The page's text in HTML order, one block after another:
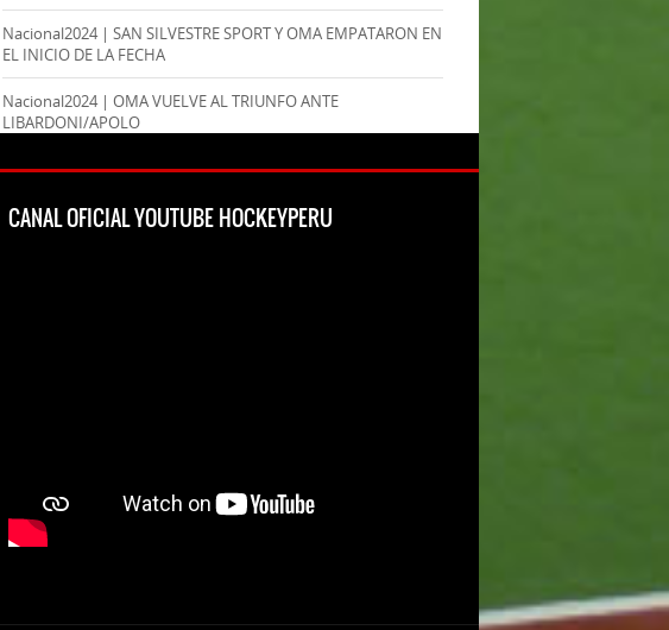
Nacional2024 | SAN SILVESTRE SPORT Y OMA EMPATARON EN
EL INICIO DE LA FECHA
Nacional2024 | OMA VUELVE AL TRIUNFO ANTE
LIBARDONI/APOLO
CANAL OFICIAL YOUTUBE HOCKEYPERU